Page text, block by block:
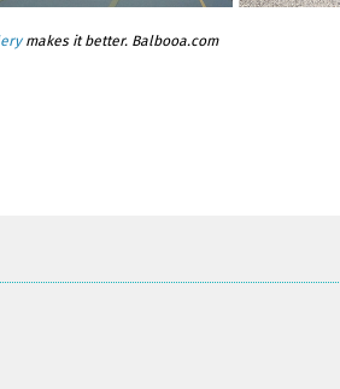
makes it better. Balbooa.com